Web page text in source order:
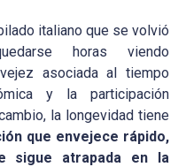
italiano que se volvió
horas viendo
asociada al tiempo
y la participación
la longevidad tiene
que envejece rápido,
sigue atrapada en la